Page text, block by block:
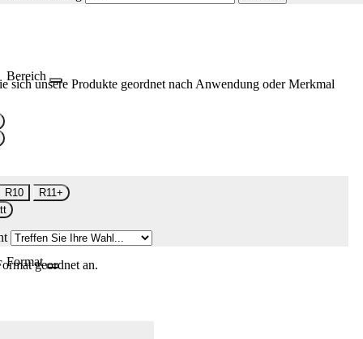
Bereich
sich unsere Produkte geordnet nach Anwendung oder Merkmal
R10
R11+
Formatgeordnet an.